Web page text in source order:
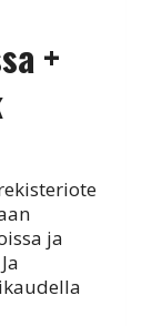
+
ja